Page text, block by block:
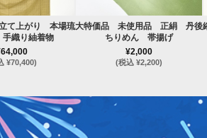
て上がり 本場琉
織り紬着物
¥70,400)
大特価品 未使用品 正絹 丹後
ちりめん 帯揚げ
¥2,000
(税込 ¥2,200)